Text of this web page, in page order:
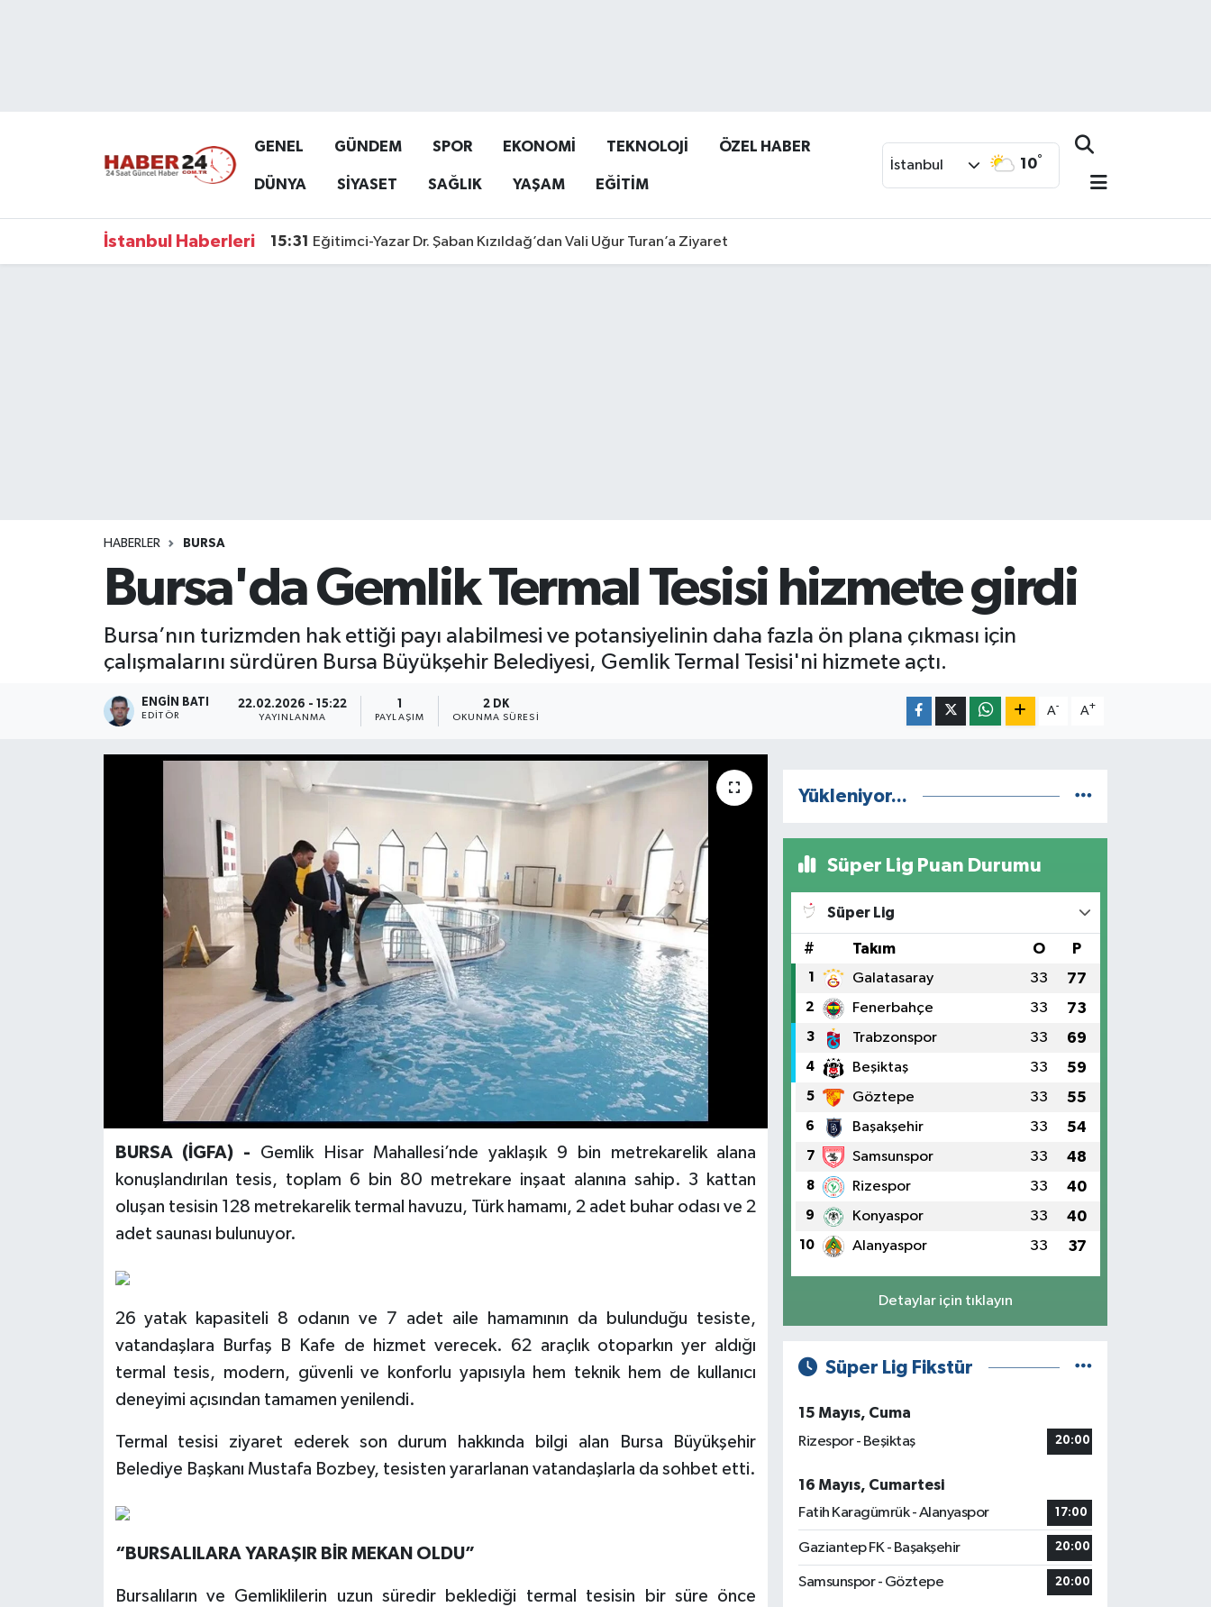
GENEL GÜNDEM SPOR EKONOMİ TEKNOLOJİ ÖZEL HABER
DÜNYA SİYASET SAĞLIK YAŞAM EĞİTİM
İstanbul 10°
İstanbul Haberleri 15:31 Eğitimci-Yazar Dr. Şaban Kızıldağ’dan Vali Uğur Turan’a Ziyaret
HABERLER BURSA
Bursa'da Gemlik Termal Tesisi hizmete girdi
Bursa’nın turizmden hak ettiği payı alabilmesi ve potansiyelinin daha fazla ön plana çıkması için
çalışmalarını sürdüren Bursa Büyükşehir Belediyesi, Gemlik Termal Tesisi'ni hizmete açtı.
ENGIN BATI
EDITÖR
22.02.2026 - 15:22
YAYINLANMA PAYLAŞIM
2 DK
OKUNMA SÜRESI
A- A+
BURSA (İGFA) - Gemlik Hisar Mahallesi’nde yaklaşık 9 bin metrekarelik alana
konuşlandırılan tesis, toplam 6 bin 80 metrekare inşaat alanına sahip. 3 kattan
oluşan tesisin 128 metrekarelik termal havuzu, Türk hamamı, 2 adet buhar odası ve 2
adet saunası bulunuyor.
26 yatak kapasiteli 8 odanın ve 7 adet aile hamamının da bulunduğu tesiste,
vatandaşlara Burfaş B Kafe de hizmet verecek. 62 araçlık otoparkın yer aldığı
termal tesis, modern, güvenli ve konforlu yapısıyla hem teknik hem de kullanıcı
deneyimi açısından tamamen yenilendi.
Termal tesisi ziyaret ederek son durum hakkında bilgi alan Bursa Büyükşehir
Belediye Başkanı Mustafa Bozbey, tesisten yararlanan vatandaşlarla da sohbet etti.
“BURSALILARA YARAŞIR BİR MEKAN OLDU”
Bursalıların ve Gemliklilerin uzun süredir beklediği termal tesisin bir süre önce
Yükleniyor...
Süper Lig Puan Durumu
Süper Lig
# Takım O P
1 Galatasaray 33 77
2 Fenerbahçe 33 73
3 Trabzonspor 33 69
4 Beşiktaş 33 59
5 Göztepe 33 55
6 Başakşehir 33 54
7 Samsunspor 33 48
8 Rizespor 33 40
9 Konyaspor 33 40
10 Alanyaspor 33 37
Detaylar için tıklayın
Süper Lig Fikstür
15 Mayıs, Cuma
Rizespor - Beşiktaş
20:00
16 Mayıs, Cumartesi
Fatih Karagümrük - Alanyaspor
17:00
Gaziantep FK - Başakşehir 20:00
Samsunspor - Göztepe 20:00
Namaz Vakitleri
Süper Lig Puan Durumu ve Fikstür